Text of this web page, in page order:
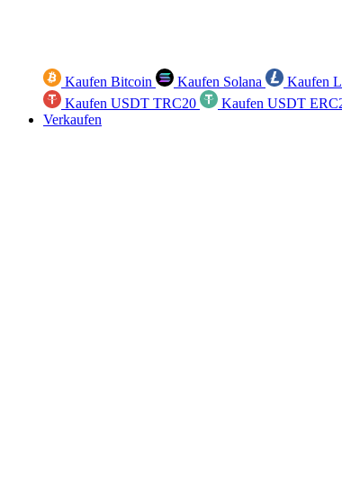
Kaufen Bitcoin Kaufen Solana Kaufen
Kaufen USDT TRC20
Kaufen USDT
Verkaufen